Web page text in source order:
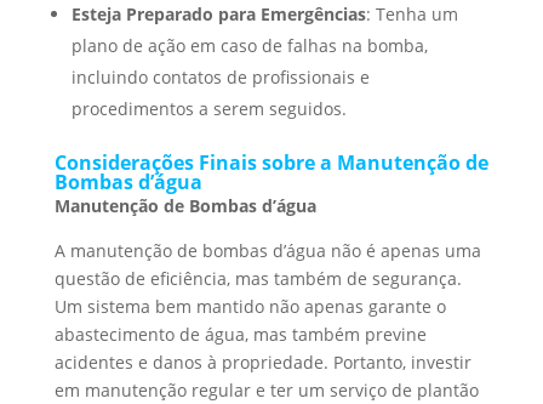
Esteja Preparado para Emergências: Tenha um
plano de ação em caso de falhas na bomba,
incluindo contatos de profissionais e
procedimentos a serem seguidos.
Considerações Finais sobre a Manutenção de
Bombas d’água
Manutenção de Bombas d’água
A manutenção de bombas d’água não é apenas uma
questão de eficiência, mas também de segurança.
Um sistema bem mantido não apenas garante o
abastecimento de água, mas também previne
acidentes e danos à propriedade. Portanto, investir
em manutenção regular e ter um serviço de plantão